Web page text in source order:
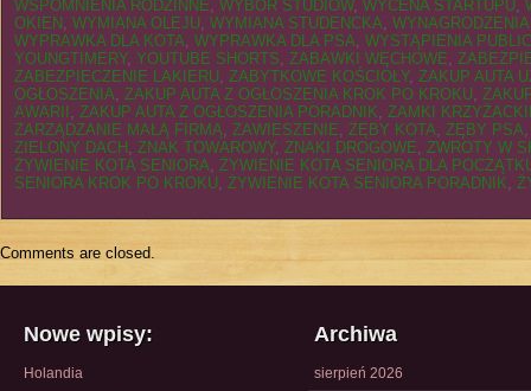
WSPOMNIENIA RODZINNE, WYBÓR STUDIÓW, WYCENA STARTUPU,
OKIEN , WYMIANA OLEJU, WYMIANA STUDENCKA, WYNAGRODZENIA
WYPRAWKA DLA KOTA, WYPRAWKA DLA PSA, WYSTĄPIENIA
YOUNGTIMERY, YOUTUBE SHORTS, ZABAWKI WĘCHOWE,
ZABEZPIECZENIE LAKIERU, ZABYTKOWE KOŚCIOŁY, ZAKUP AUTA
OGŁOSZENIA, ZAKUP AUTA Z OGŁOSZENIA KROK PO KROKU,
AWARII , ZAKUP AUTA Z OGŁOSZENIA PORADNIK, ZAMKI
ZARZĄDZANIE MAŁĄ FIRMĄ, ZAWIESZENIE, ZĘBY KOTA, ZĘBY PSA
ZIELONY DACH , ZNAK TOWAROWY, ZNAKI DROGOWE, ZWROTY W
ŻYWIENIE KOTA SENIORA, ŻYWIENIE KOTA SENIORA DLA
SENIORA KROK PO KROKU, ŻYWIENIE KOTA SENIORA PORADNIK,
Comments are closed.
Nowe wpisy:
Holandia
Archiwa
sierpień 2026